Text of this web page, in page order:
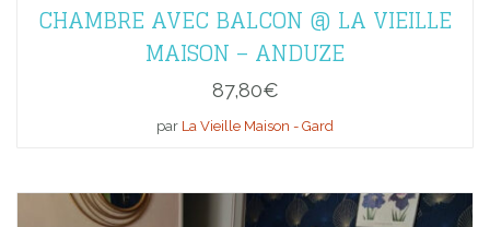
CHAMBRE AVEC BALCON @ LA VIEILLE
MAISON – ANDUZE
87,80€
par La Vieille Maison - Gard